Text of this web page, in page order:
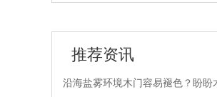
推荐资讯
沿海盐雾环境木门容易褪色？盼盼